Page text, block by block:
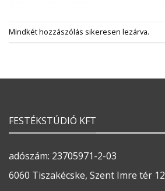
Mindkét hozzászólás sikeresen lezárva.
FESTÉKSTÚDIÓ KFT
adószám: 23705971-2-03
6060 Tiszakécske, Szent Imre tér 12